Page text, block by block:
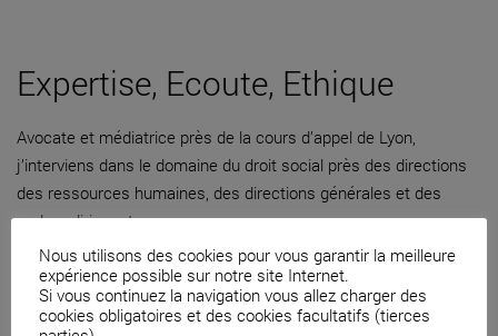
Expertise, Ecoute, Ethique
Avocate et médiatrice près de la cours d’appel de Lyon,
j’interviens dans le domaine du droit social près des directions
des ressources humaines, des directions générales et des
cadres dirigeants.
04 82 53 71 51
Contacter par mail
Nous utilisons des cookies pour vous garantir la meilleure
expérience possible sur notre site Internet.
Si vous continuez la navigation vous allez charger des
cookies obligatoires et des cookies facultatifs (tierces